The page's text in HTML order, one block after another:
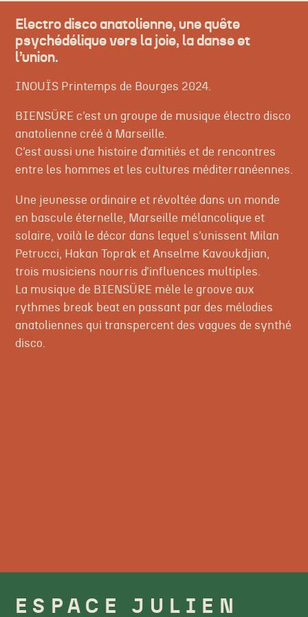
Electro disco anatolienne, une quête
psychédélique vers la joie, la danse et
l’union.
INOUÏS Printemps de Bourges 2024.
BIENSÜRE c’est un groupe de musique électro disco
anatolienne créé à Marseille.
C’est aussi une histoire d’amitiés et de rencontres
entre les hommes et les cultures méditerranéennes.
Une jeunesse ordinaire et révoltée dans un monde
en bascule éternelle, Marseille mélancolique et
solaire, voilà le décor dans lequel s’unissent Milan
Petrucci, Hakan Toprak et Anselme Kavoukdjian,
trois musiciens nourris d’influences multiples.
La musique de BIENSÜRE mèle le groove aux
rythmes break beat en passant par des mélodies
anatoliennes qui transpercent des vagues de synthé
disco.
ESPACE JULIEN